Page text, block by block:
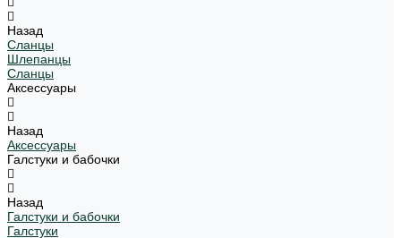
Назад
Сланцы
Шлепанцы
Сланцы
Аксессуары
Назад
Аксессуары
Галстуки и бабочки
Назад
Галстуки и бабочки
Галстуки